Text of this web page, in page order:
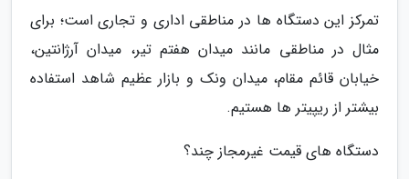
تمرکز این دستگاه ها در مناطقی اداری و تجاری است؛ برای
مثال در مناطقی مانند میدان هفتم تیر، میدان آرژانتین،
خیابان قائم مقام، میدان ونک و بازار عظیم شاهد استفاده
بیشتر از ریپیتر ها هستیم.
دستگاه های قیمت غیرمجاز چند؟